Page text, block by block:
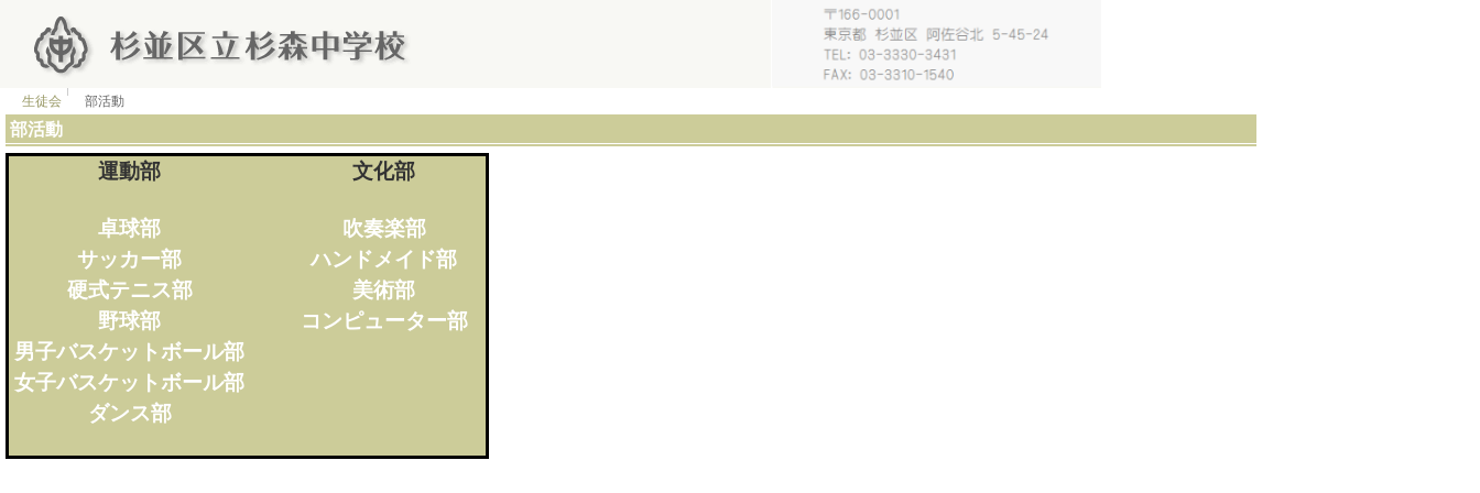
生徒会 部活動
部活動
運動部 文化部
卓球部
吹奏楽部
サッカー部
ハンドメイド部
硬式テニス部
美術部
野球部
コンピューター部
男子バスケットボール部
女子バスケットボール部
ダンス部